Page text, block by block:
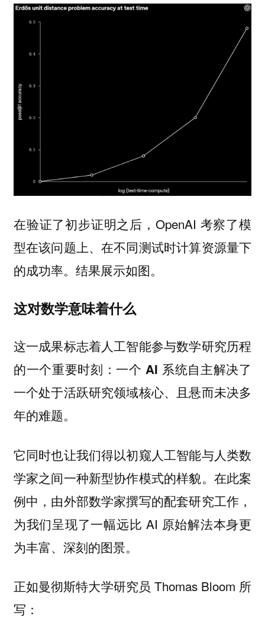
在验证了初步证明之后，OpenAI 考察了模
型在该问题上、在不同测试时计算资源量下
的成功率。结果展示如图。
这对数学意味着什么
这一成果标志着人工智能参与数学研究历程
的一个重要时刻： 一个 AI 系统自主解决了
一个处于活跃研究领域核心、且悬而未决多
年的难题。
它同时也让我们得以初窥人工智能与人类数
学家之间一种新型协作模式的样貌。在此案
例中，由外部数学家撰写的配套研究工作，
为我们呈现了一幅远比 AI 原始解法本身更
为丰富、深刻的图景。
正如曼彻斯特大学研究员 Thomas Bloom 所
写：